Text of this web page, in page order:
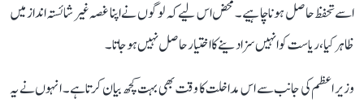
اسے تحفظ حاصل ہونا چاہیے۔ محض اس لیے کہ لوگوں نے اپنا غصہ غیر شائستہ انداز میں
ظاہر کیا، ریاست کو انہیں سزا دینے کا اختیار حاصل نہیں ہوجاتا۔
وزیر اعظم کی جانب سے اس مداخلت کا وقت بھی بہت کچھ بیان کرتا ہے۔ انہوں نے یہ